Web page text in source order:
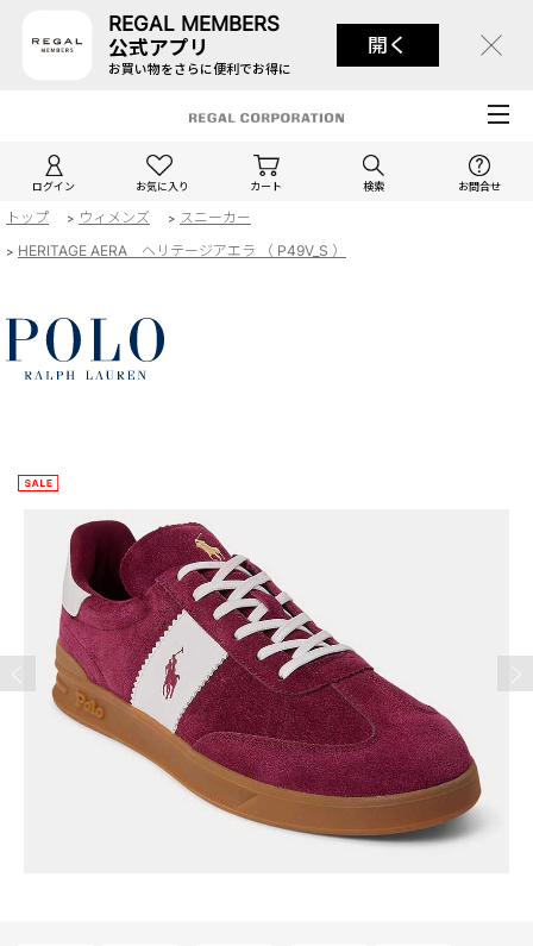
REGAL MEMBERS
公式アプリ
お買い物をさらに便利でお得に
開く
ログイン お気に入り カート 検索 お問合せ
トップ > ウィメンズ > スニーカー
> HERITAGE AERA ヘリテージアエラ （ P49V_S ）